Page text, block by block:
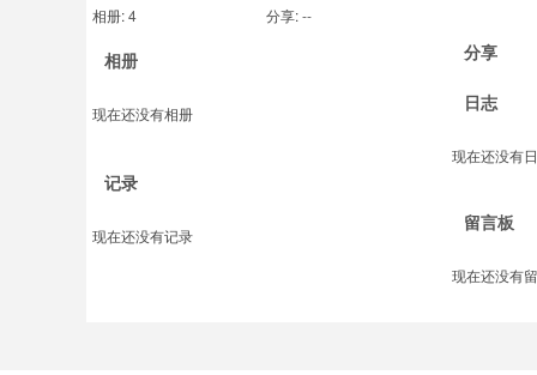
相册:4 分享:--
相册
现在还没有相册
记录
现在还没有记录
分享
日志
现在还没有
留言板
现在还没有